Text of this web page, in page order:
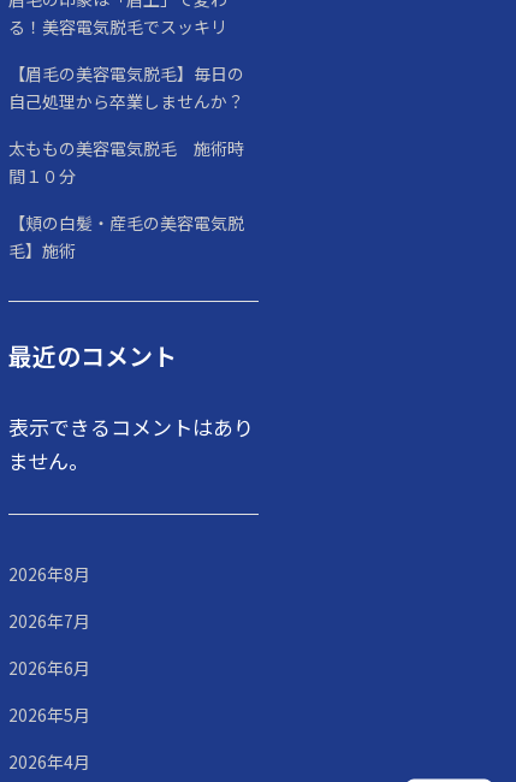
る！美容電気脱毛でスッキリ
【眉毛の美容電気脱毛】毎日の
自己処理から卒業しませんか？
太ももの美容電気脱毛 施術時
間１０分
【頬の白髪・産毛の美容電気脱
毛】施術
最近のコメント
表示できるコメントはあり
ません。
2026年8月
2026年7月
2026年6月
2026年5月
2026年4月